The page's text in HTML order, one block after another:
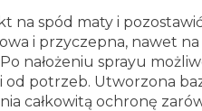
na spód maty i
i przyczepna, nawet
nałożeniu sprayu
potrzeb. Utworzona
całkowitą ochronę